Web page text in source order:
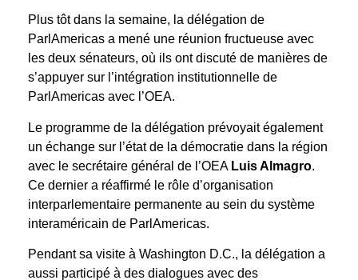
Plus tôt dans la semaine, la délégation de
ParlAmericas a mené une réunion fructueuse avec
les deux sénateurs, où ils ont discuté de manières de
s’appuyer sur l’intégration institutionnelle de
ParlAmericas avec l’OEA.
Le programme de la délégation prévoyait également
un échange sur l’état de la démocratie dans la région
avec le secrétaire général de l’OEA Luis Almagro.
Ce dernier a réaffirmé le rôle d’organisation
interparlementaire permanente au sein du système
interaméricain de ParlAmericas.
Pendant sa visite à Washington D.C., la délégation a
aussi participé à des dialogues avec des